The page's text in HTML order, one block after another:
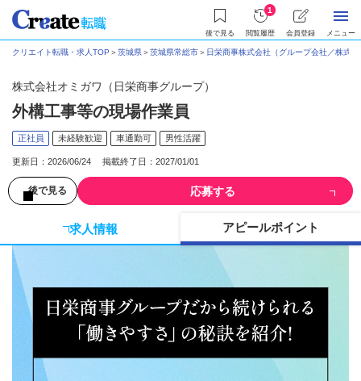
後で見る
1
閲覧履歴 会員登録 メニュー
クリエイト転職・求人TOP ＞茨城県＞茨城県常総市＞ 日栄商事株式会社（グループ会社／株式
株式会社オミガワ（日栄商事グループ）
外構工事等の現場作業員
正社員 未経験歓迎 車通勤可 男性活躍
更新日：2026/06/24 掲載終了日：2027/01/01
後で見る 応募する
求人情報 アピールポイント